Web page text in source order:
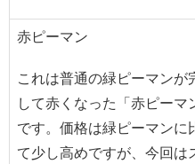
赤ピーマン
これは普通の緑ピーマンが
して赤くなった「赤ピーマ
です。価格は緑ピーマンに
て少し高めですが、今回